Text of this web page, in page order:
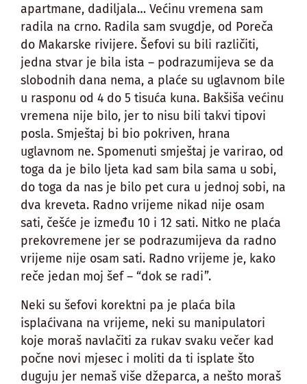
apartmane, dadiljala… Većinu vremena sam
radila na crno. Radila sam svugdje, od Poreča
do Makarske rivijere. Šefovi su bili različiti,
jedna stvar je bila ista – podrazumijeva se da
slobodnih dana nema, a plaće su uglavnom bile
u rasponu od 4 do 5 tisuća kuna. Bakšiša većinu
vremena nije bilo, jer to nisu bili takvi tipovi
posla. Smještaj bi bio pokriven, hrana
uglavnom ne. Spomenuti smještaj je varirao, od
toga da je bilo ljeta kad sam bila sama u sobi,
do toga da nas je bilo pet cura u jednoj sobi, na
dva kreveta. Radno vrijeme nikad nije osam
sati, češće je između 10 i 12 sati. Nitko ne plaća
prekovremene jer se podrazumijeva da radno
vrijeme nije osam sati. Radno vrijeme je, kako
reče jedan moj šef – “dok se radi”.
Neki su šefovi korektni pa je plaća bila
isplaćivana na vrijeme, neki su manipulatori
koje moraš navlačiti za rukav svaku večer kad
počne novi mjesec i moliti da ti isplate što
duguju jer nemaš više džeparca, a nešto moraš